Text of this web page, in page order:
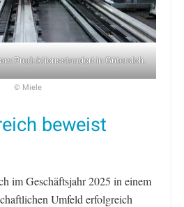
Produktionsstandort in Gütersloh.
© Miele
beweist
im Geschäftsjahr 2025 in einem
Umfeld erfolgreich